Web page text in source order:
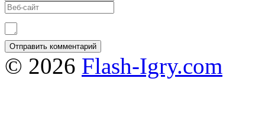
© 2026 Flash-Igry.com